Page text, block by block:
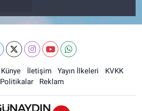
Künye İletişim Yayın İlkeleri
KVKK
Politikalar
Reklam